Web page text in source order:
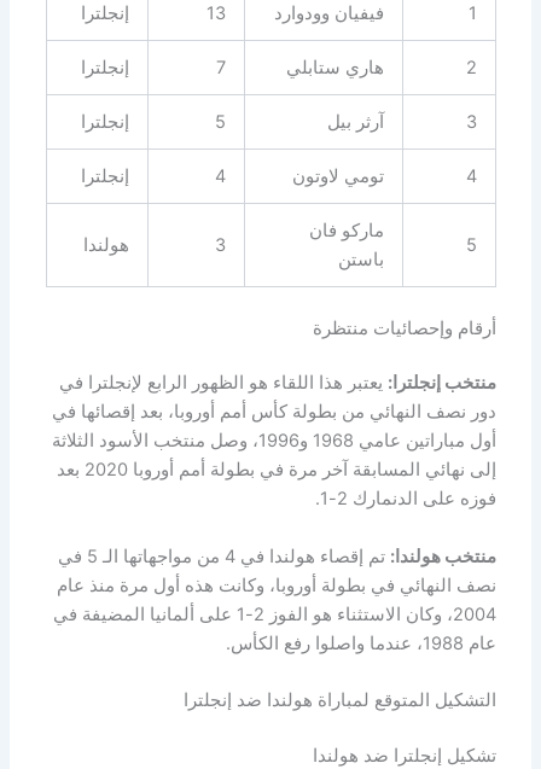
1 فيفيان وودوارد 13 إنجلترا
2 هاري ستابلي 7 إنجلترا
3 آرثر بيل 5 إنجلترا
4 تومي لاوتون 4 إنجلترا
5
ماركو فان
باستن
3 هولندا
أرقام وإحصائيات منتظرة
منتخب إنجلترا: يعتبر هذا اللقاء هو الظهور الرابع لإنجلترا في
دور نصف النهائي من بطولة كأس أمم أوروبا، بعد إقصائها في
أول مباراتين عامي 1968 و1996، وصل منتخب الأسود الثلاثة
إلى نهائي المسابقة آخر مرة في بطولة أمم أوروبا 2020 بعد
فوزه على الدنمارك 2-1.
منتخب هولندا:
تم إقصاء هولندا في 4 من مواجهاتها الـ 5 في
نصف النهائي في بطولة أوروبا، وكانت هذه أول مرة منذ عام
2004، وكان الاستثناء هو الفوز 2-1 على ألمانيا المضيفة في
عام 1988، عندما واصلوا رفع الكأس.
التشكيل المتوقع لمباراة هولندا ضد إنجلترا
تشكيل إنجلترا ضد هولندا